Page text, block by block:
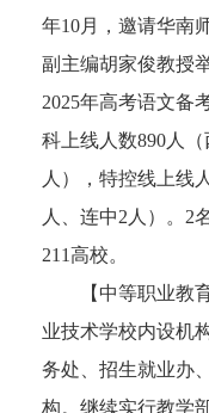
年10月，邀请华南
副主编胡家俊教授
2025年高考语文备
科上线人数890人
人），特控线上线
人、连中2人）。2
211高校。
【中等职业教育
业技术学校内设机
务处、招生就业办
构。继续实行教学